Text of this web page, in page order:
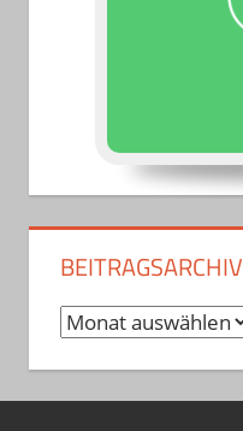
BEITRAGSARCHIV
Beitragsarchiv